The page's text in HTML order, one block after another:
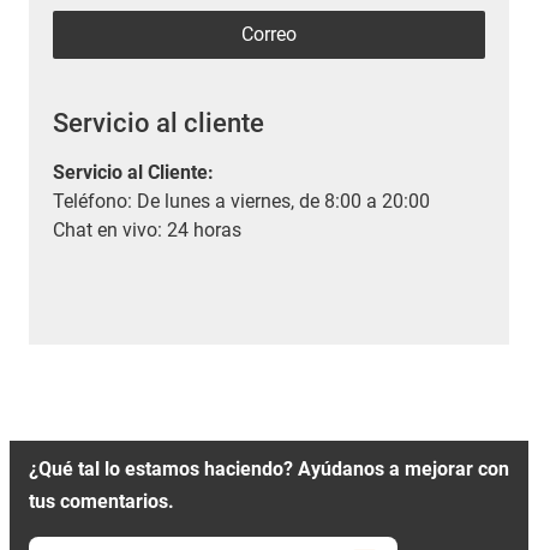
Correo
Servicio al cliente
Servicio al Cliente:
Teléfono: De lunes a viernes, de 8:00 a 20:00
Chat en vivo: 24 horas
¿Qué tal lo estamos haciendo? Ayúdanos a mejorar con
tus comentarios.